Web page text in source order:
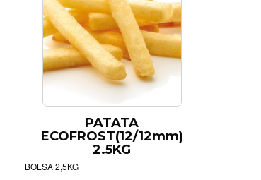
PATATA
ECOFROST(12/12mm)
2.5KG
BOLSA 2,5KG